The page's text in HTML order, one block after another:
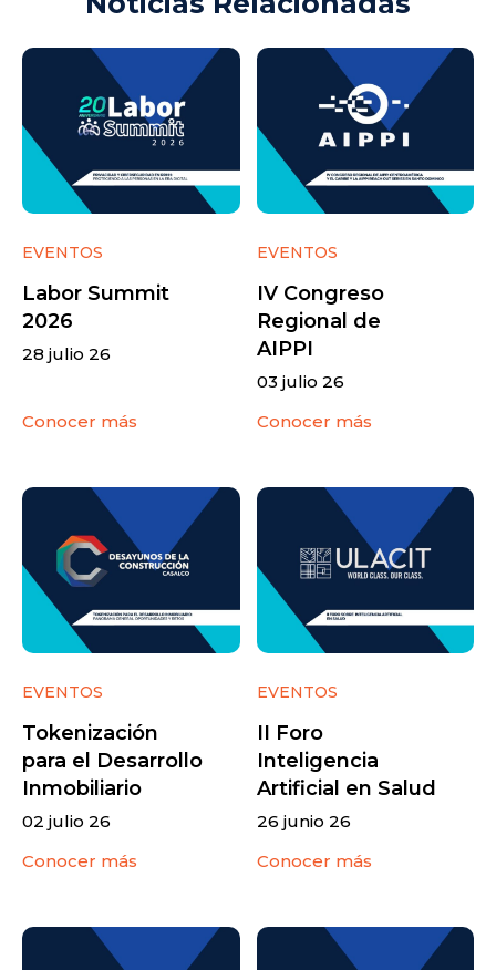
EVENTOS
Labor Summit
2026
28 julio 26
Conocer más
EVENTOS
IV Congreso
Regional de
AIPPI
03 julio 26
Conocer más
EVENTOS
Tokenización
para el Desarrollo
Inmobiliario
02 julio 26
Conocer más
EVENTOS
II Foro
Inteligencia
Artificial en Salud
26 junio 26
Conocer más